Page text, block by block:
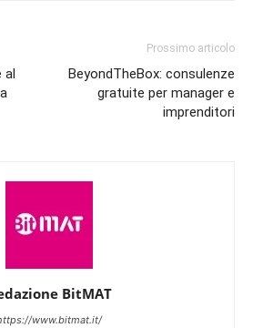
al
Prossimo articolo
BeyondTheBox: consulenze
gratuite per manager e
imprenditori
BitMAT
www.bitmat.it/